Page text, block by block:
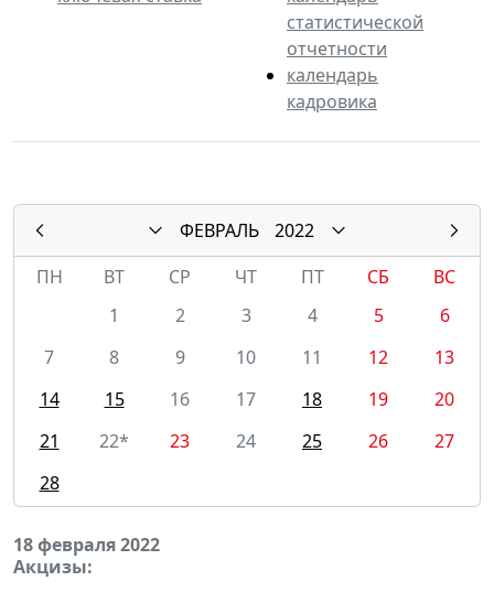
статистической
отчетности
календарь
кадровика
ФЕВРАЛЬ
2022
ПН
ВТ СР ЧТ ПТ СБ
ВС
1
2 3 4 5
6
7
8 9 10 11 12
13
14
15 16 17 18 19
20
21
22* 23 24 25 26
27
28
18 февраля 2022
Акцизы: